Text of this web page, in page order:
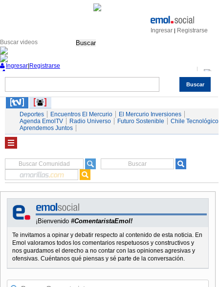
Ingresar | Registrarse
Buscar
Buscar
Ingresar Registrarse
Servicios
Deportes Encuentros El Mercurio
El Mercurio Inversiones
Agenda EmolTV
Radio Universo Futuro Sostenible
Chile Tecnológico
Aprendemos Juntos
¡Bienvenido #ComentaristaEmol!
Te invitamos a opinar y debatir respecto al contenido de esta noticia. En
Emol valoramos todos los comentarios respetuosos y constructivos y
nos guardamos el derecho a no contar con las opiniones agresivas y
ofensivas. Cuéntanos qué piensas y sé parte de la conversación.